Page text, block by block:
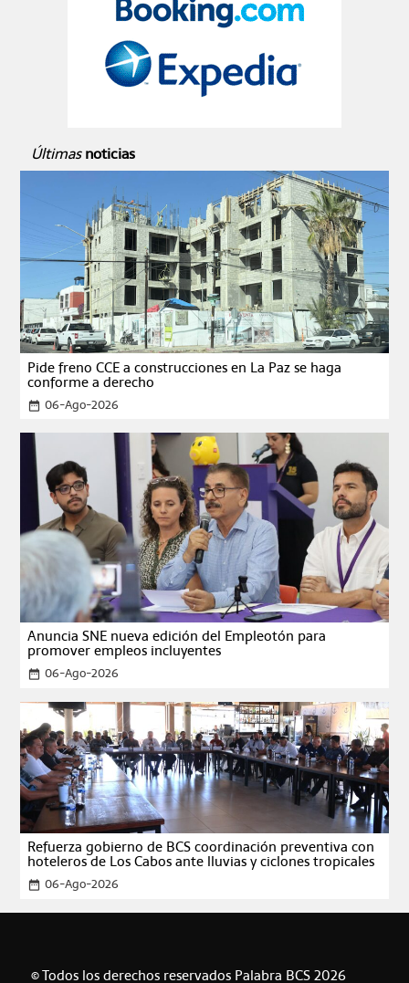
Últimas noticias
Pide freno CCE a construcciones en La Paz se haga
conforme a derecho
date_range 06-Ago-2026
Anuncia SNE nueva edición del Empleotón para
promover empleos incluyentes
date_range 06-Ago-2026
Refuerza gobierno de BCS coordinación preventiva con
hoteleros de Los Cabos ante lluvias y ciclones tropicales
date_range 06-Ago-2026
© Todos los derechos reservados Palabra BCS 2026